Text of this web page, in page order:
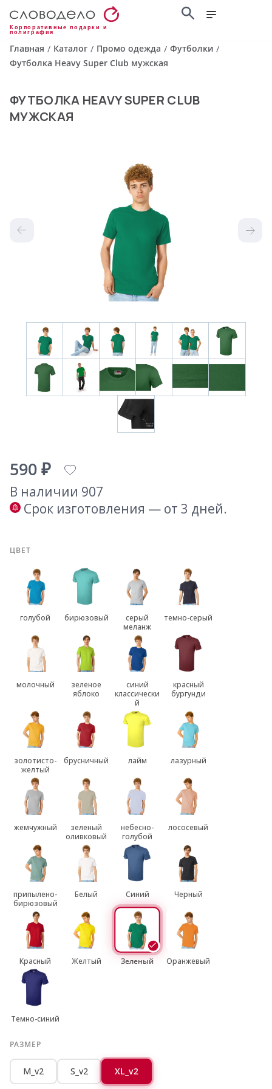
Корпоративные подарки и
полиграфия
Главная / Каталог / Промо одежда / Футболки /
Футболка Heavy Super Club мужская
ФУТБОЛКА HEAVY SUPER CLUB
МУЖСКАЯ
590 ₽
В наличии 907
Срок изготовления — от 3 дней.
ЦВЕТ
голубой бирюзовый
серый
меланж
темно-серый
молочный
зеленое
яблоко
синий
классически
й
красный
бургунди
золотисто-
желтый
брусничный лайм лазурный
жемчужный
зеленый
оливковый
небесно-
голубой
лососевый
припылено-
бирюзовый
Белый Синий Черный
Красный Желтый Зеленый Оранжевый
Темно-синий
РАЗМЕР
M_v2 S_v2 XL_v2